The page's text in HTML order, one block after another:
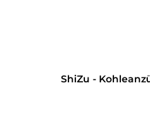
ShiZu -